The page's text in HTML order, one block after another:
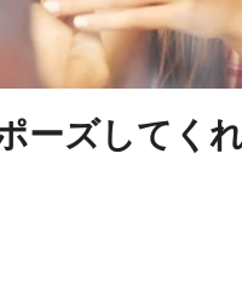
ーズしてく